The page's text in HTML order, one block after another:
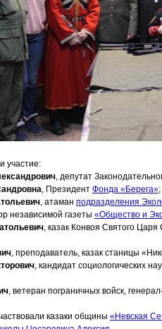
участие:
, депутат
, Президент Фонда «Берега»;
, атаман подразделения
независимой газеты «Общество и
, казак Конвоя Святого
, преподаватель, казак станицы
, кандидат социологических
, ветеран пограничных войск,
казаки общины «Невская